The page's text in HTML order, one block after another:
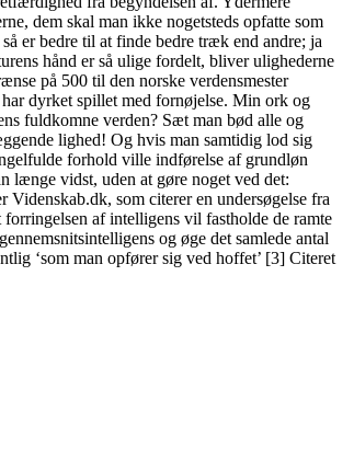
dem skal man ikke nogetsteds opfatte som
er bedre til at finde bedre træk end andre; ja
hånd er så ulige fordelt, bliver ulighederne
på 500 til den norske verdensmester
dyrket spillet med fornøjelse. Min ork og
fuldkomne verden? Sæt man bød alle og
lighed! Og hvis man samtidig lod sig
forhold ville indførelse af grundløn
længe vidst, uden at gøre noget ved det:
som citerer en undersøgelse fra
af intelligens vil fastholde de ramte
og øge det samlede antal
‘som man opfører sig ved hoffet’ [3] Citeret